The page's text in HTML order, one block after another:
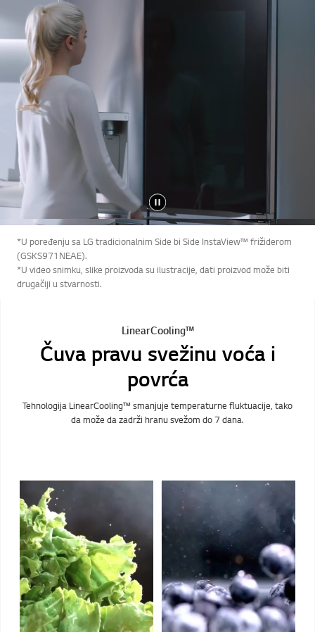
*U poređenju sa LG tradicionalnim Side bi Side InstaView™ frižiderom
(GSKS971NEAE).
*U video snimku, slike proizvoda su ilustracije, dati proizvod može biti
drugačiji u stvarnosti.
LinearCooling™
Čuva pravu svežinu voća i
povrća
Tehnologija LinearCooling™ smanjuje temperaturne fluktuacije, tako
da može da zadrži hranu svežom do 7 dana.